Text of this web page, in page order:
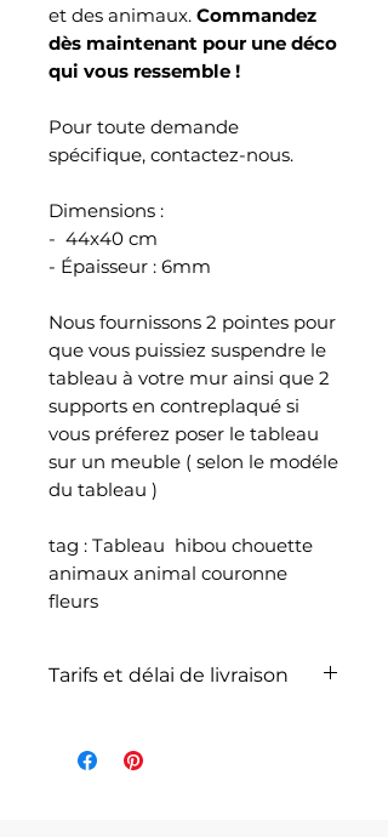
et des animaux. Commandez
dès maintenant pour une déco
qui vous ressemble !
Pour toute demande
spécifique, contactez-nous.
Dimensions :
- 44x40 cm
- Épaisseur : 6mm
Nous fournissons 2 pointes pour
que vous puissiez suspendre le
tableau à votre mur ainsi que 2
supports en contreplaqué si
vous préferez poser le tableau
sur un meuble ( selon le modéle
du tableau )
tag : Tableau hibou chouette
animaux animal couronne
fleurs
Tarifs et délai de livraison
comprise dans le prix de